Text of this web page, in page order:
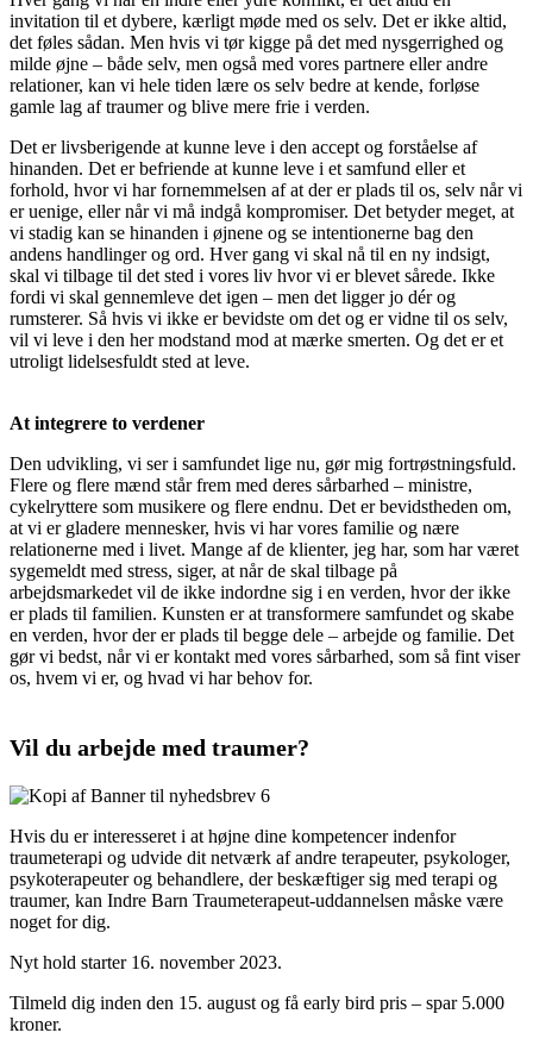
invitation til et dybere, kærligt møde med os selv. Det er ikke altid,
det føles sådan. Men hvis vi tør kigge på det med nysgerrighed og
milde øjne – både selv, men også med vores partnere eller andre
relationer, kan vi hele tiden lære os selv bedre at kende, forløse
gamle lag af traumer og blive mere frie i verden.
Det er livsberigende at kunne leve i den accept og forståelse af
hinanden. Det er befriende at kunne leve i et samfund eller et
forhold, hvor vi har fornemmelsen af at der er plads til os, selv når vi
er uenige, eller når vi må indgå kompromiser. Det betyder meget, at
vi stadig kan se hinanden i øjnene og se intentionerne bag den
andens handlinger og ord. Hver gang vi skal nå til en ny indsigt,
skal vi tilbage til det sted i vores liv hvor vi er blevet sårede. Ikke
fordi vi skal gennemleve det igen – men det ligger jo dér og
rumsterer. Så hvis vi ikke er bevidste om det og er vidne til os selv,
vil vi leve i den her modstand mod at mærke smerten. Og det er et
utroligt lidelsesfuldt sted at leve.
At integrere to verdener
Den udvikling, vi ser i samfundet lige nu, gør mig fortrøstningsfuld.
Flere og flere mænd står frem med deres sårbarhed – ministre,
cykelryttere som musikere og flere endnu. Det er bevidstheden om,
at vi er gladere mennesker, hvis vi har vores familie og nære
relationerne med i livet. Mange af de klienter, jeg har, som har været
sygemeldt med stress, siger, at når de skal tilbage på
arbejdsmarkedet vil de ikke indordne sig i en verden, hvor der ikke
er plads til familien. Kunsten er at transformere samfundet og skabe
en verden, hvor der er plads til begge dele – arbejde og familie. Det
gør vi bedst, når vi er kontakt med vores sårbarhed, som så fint viser
os, hvem vi er, og hvad vi har behov for.
Vil du arbejde med traumer?
Hvis du er interesseret i at højne dine kompetencer indenfor
traumeterapi og udvide dit netværk af andre terapeuter, psykologer,
psykoterapeuter og behandlere, der beskæftiger sig med terapi og
traumer, kan Indre Barn Traumeterapeut-uddannelsen måske være
noget for dig.
Nyt hold starter 16. november 2023.
Tilmeld dig inden den 15. august og få early bird pris – spar 5.000
kroner.